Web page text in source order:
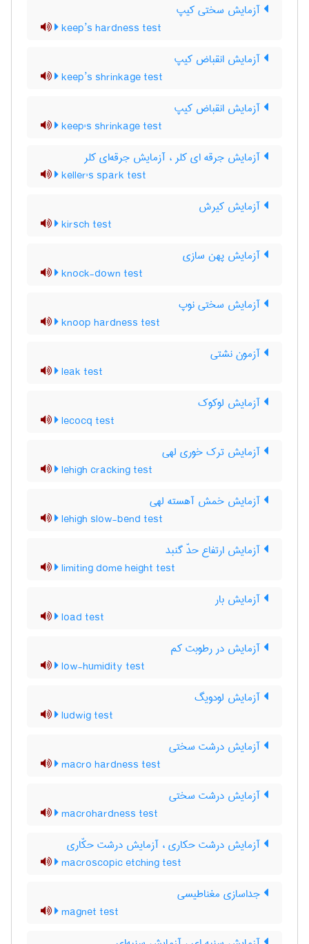
آزمایش سختی کیپ
keep’s hardness test
آزمایش انقباض کیپ
keep’s shrinkage test
آزمایش انقباض کیپ
keep's shrinkage test
آزمایش جرقه ای کلر ، آزمایش جرقه‌ای کلر
keller's spark test
آزمایش کیرش
kirsch test
آزمایش پهن سازی
knock-down test
آزمایش سختی نوپ
knoop hardness test
آزمون نشتی
leak test
آزمایش لوکوک
lecocq test
آزمایش ترک خوری لهی
lehigh cracking test
آزمایش خمش آهسته لهی
lehigh slow-bend test
آزمایش ارتفاع حدّ گنبد
limiting dome height test
آزمایش بار
load test
آزمایش در رطوبت کم
low-humidity test
آزمایش لودویگ
ludwig test
آزمایش درشت سختی
macro hardness test
آزمایش درشت سختی
macrohardness test
آزمایش درشت حکاری ، آزمایش درشت حکّاری
macroscopic etching test
جداسازی مغناطیسی
magnet test